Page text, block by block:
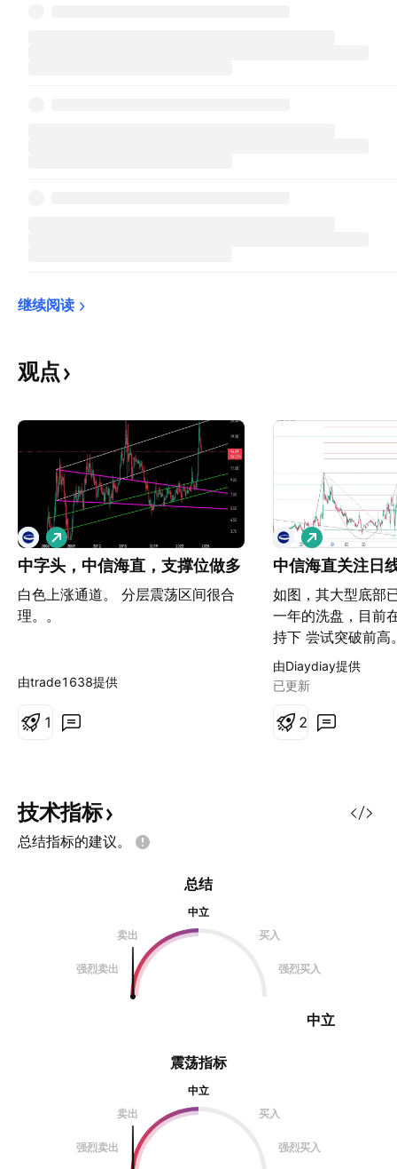
继续阅读
观点
中字头，中信海直，支撑位做多
白色上涨通道。 分层震荡区间很合
理。。
做
多
由trade1638提供
1
中信海直关注日
如图，其大型底部
一年的洗盘，目前
持下 尝试突破前高
日线级突破，将持
在日期前高的震荡
将是很好的买点。
做
多
由Diaydiay提供
已更新
2
技术指标
总结指标的建议。
震荡指标
中立
卖出
买入
强烈卖出 强烈买入
总结
中立
卖出
买入
强烈卖出 强烈买入
中立